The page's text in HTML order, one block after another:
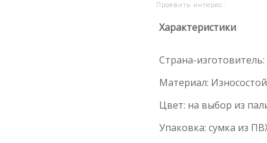
Проявить интерес:
Характеристики
Страна-изготовитель:
Материал:
Цвет: на выбор из
Упаковка: сумка из